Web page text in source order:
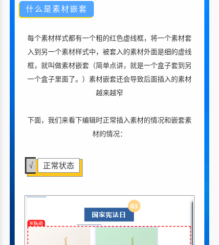
什么是素材嵌套
每个素材样式都有一个粗的红色虚线框，将一个素材套
入到另一个素材样式中，被套入的素材外面是细的虚线
框，就叫做素材嵌套（简单点讲，就是一个盒子套到另
一个盒子里面了。） 素材嵌套还会导致后面插入的素材
越来越窄
下面，我们来看下编辑时正常插入素材的情况和嵌套素
材的情况：
√ 正常状态